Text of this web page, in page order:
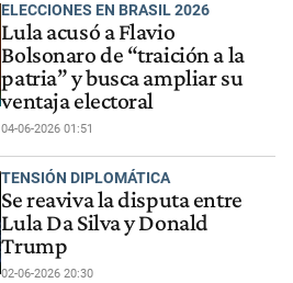
ELECCIONES EN BRASIL 2026
Lula acusó a Flavio
Bolsonaro de “traición a la
patria” y busca ampliar su
ventaja electoral
04-06-2026 01:51
TENSIÓN DIPLOMÁTICA
Se reaviva la disputa entre
Lula Da Silva y Donald
Trump
02-06-2026 20:30